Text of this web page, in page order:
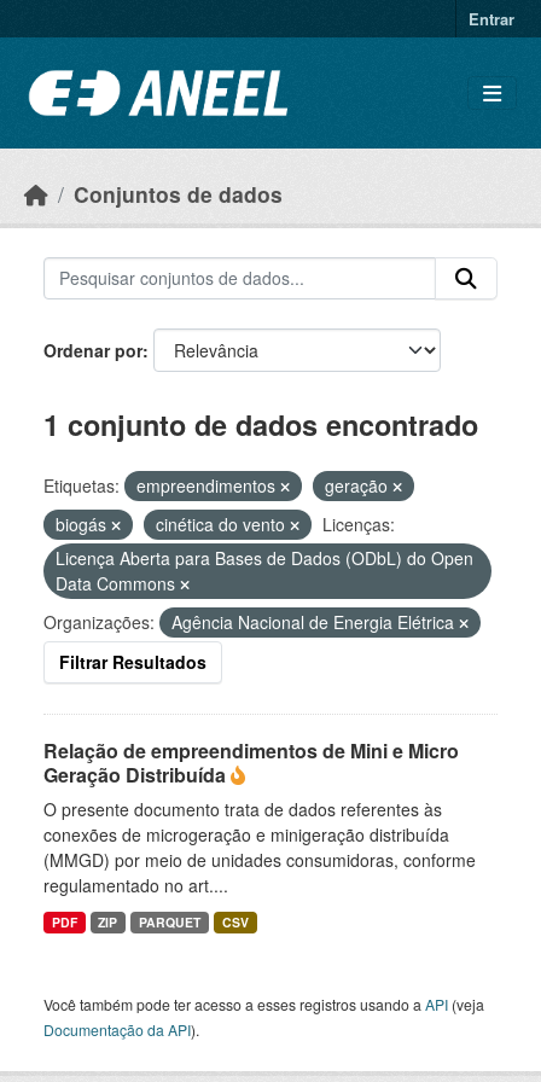
Entrar
Conjuntos de dados
Ordenar por
1 conjunto de dados encontrado
Etiquetas: empreendimentos
geração
biogás
cinética do vento
Licenças:
Licença Aberta para Bases de Dados (ODbL) do Open
Data Commons
Organizações:
Agência Nacional de Energia Elétrica
Filtrar Resultados
Relação de empreendimentos de Mini e Micro
Geração Distribuída
O presente documento trata de dados referentes às
conexões de microgeração e minigeração distribuída
(MMGD) por meio de unidades consumidoras, conforme
regulamentado no art....
PDF ZIP PARQUET CSV
Você também pode ter acesso a esses registros usando a API (veja
Documentação da API).